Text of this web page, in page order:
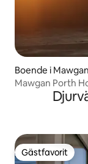
Boende i
Mawgan Porth
Gästfavorit
Gästfavorit